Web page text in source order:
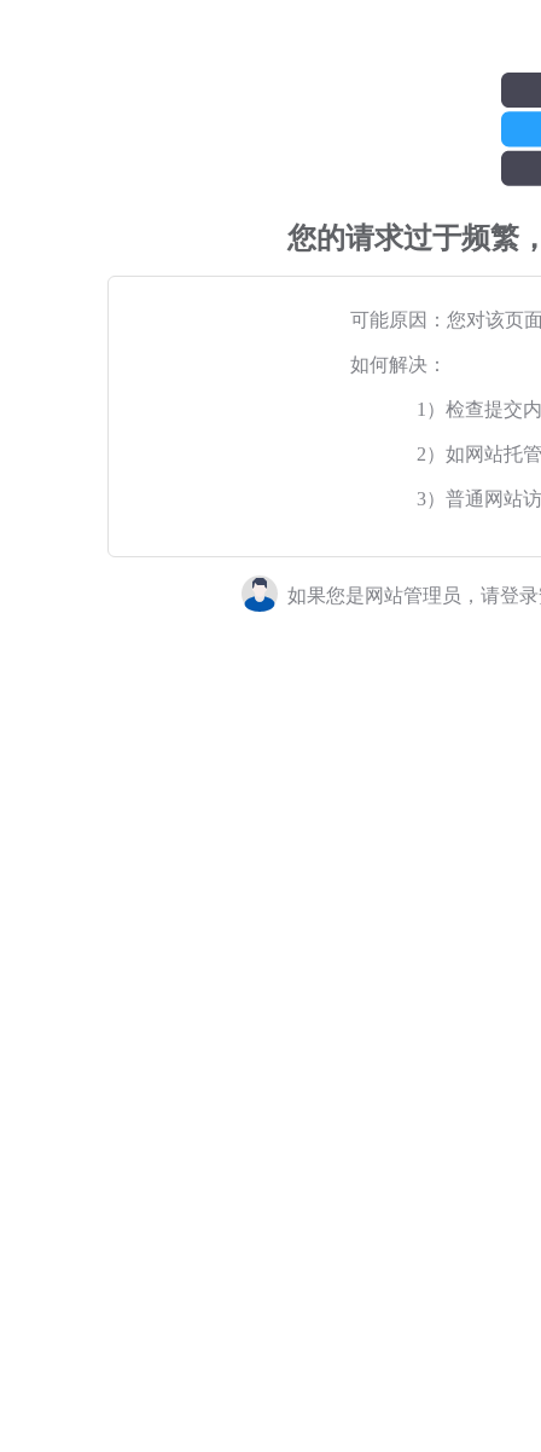
您的请求过于频繁
可能原因：您对该页
如何解决：
1）检查提交
2）如网站托
3）普通网站
如果您是网站管理员，请登